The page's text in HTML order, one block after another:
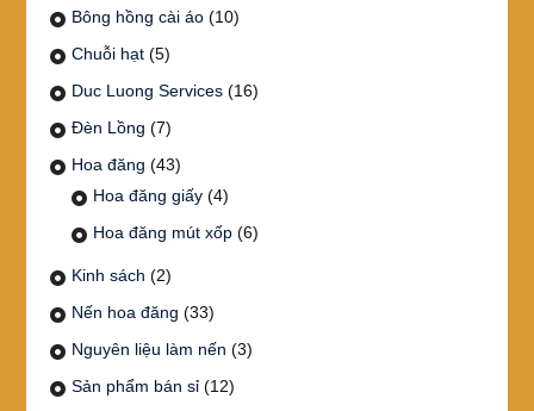
Bông hồng cài áo (10)
Chuỗi hạt (5)
Duc Luong Services (16)
Đèn Lồng (7)
Hoa đăng (43)
Hoa đăng giấy (4)
Hoa đăng mút xốp (6)
Kinh sách (2)
Nến hoa đăng (33)
Nguyên liệu làm nến (3)
Sản phẩm bán sỉ (12)